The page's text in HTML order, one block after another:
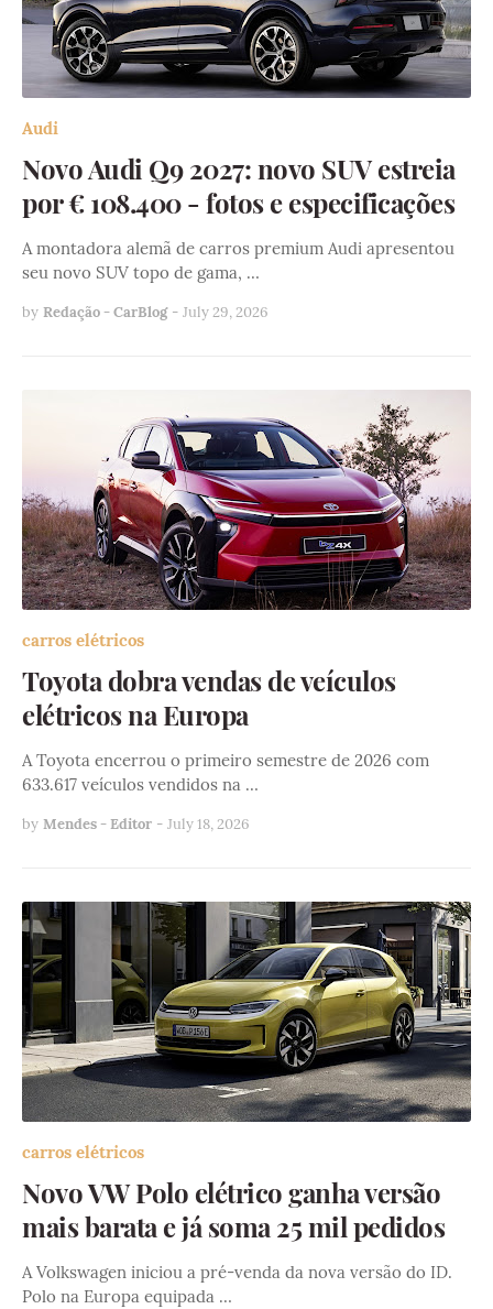
Audi
Novo Audi Q9 2027: novo SUV estreia
por € 108.400 - fotos e especificações
A montadora alemã de carros premium Audi apresentou
seu novo SUV topo de gama, …
by Redação - CarBlog - July 29, 2026
carros elétricos
Toyota dobra vendas de veículos
elétricos na Europa
A Toyota encerrou o primeiro semestre de 2026 com
633.617 veículos vendidos na …
by Mendes - Editor - July 18, 2026
carros elétricos
Novo VW Polo elétrico ganha versão
mais barata e já soma 25 mil pedidos
A Volkswagen iniciou a pré-venda da nova versão do ID.
Polo na Europa equipada …